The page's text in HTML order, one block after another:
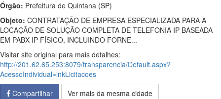
Órgão: Prefeitura de Quintana (SP)
Objeto: CONTRATAÇÃO DE EMPRESA ESPECIALIZADA PARA A
LOCAÇÃO DE SOLUÇÃO COMPLETA DE TELEFONIA IP BASEADA
EM PABX IP FÍSICO, INCLUINDO FORNE...
Visitar site original para mais detalhes:
http://201.62.65.253:8079/transparencia/Default.aspx?
AcessoIndividual=lnkLicitacoes
Compartilhar
Ver mais da mesma cidade